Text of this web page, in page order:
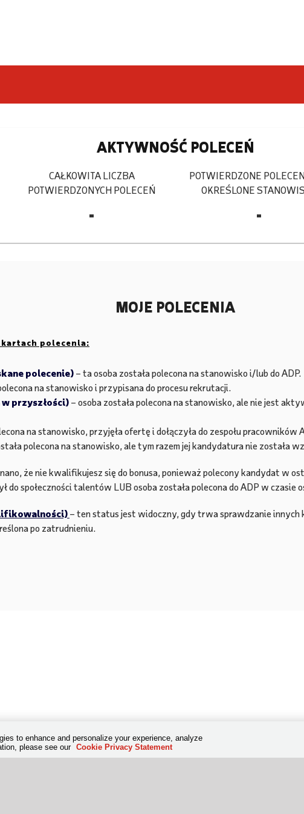
AKTYWNOŚĆ POLECEŃ
CAŁKOWITA LICZBA
POTWIERDZONYCH POLECEŃ
-
POTWIERDZONE
OKREŚLONE
-
MOJE POLECENIA
polecenia:
polecenie) – ta osoba została polecona na stanowisko i/lub do ADP.
na stanowisko i przypisana do procesu rekrutacji.
przyszłości) – osoba została polecona na stanowisko, ale nie jest
na stanowisko, przyjęła ofertę i dołączyła do zespołu pracowników
polecona na stanowisko, ale tym razem jej kandydatura nie została
że nie kwalifikujesz się do bonusa, ponieważ polecony kandydat w
do społeczności talentów LUB osoba została polecona do ADP w czasie
– ten status jest widoczny, gdy trwa sprawdzanie
po zatrudnieniu.
to enhance and personalize your experience, analyze
please see our Cookie Privacy Statement